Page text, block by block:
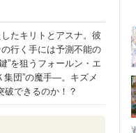
たキリトとアスナ。彼
行く手には予測不能の
”を狙うフォールン・エ
集団”の魔手―。キズメ
破できるのか！？